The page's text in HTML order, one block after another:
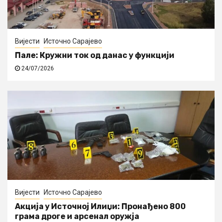
Вијести Источно Сарајево
Пале: Кружни ток од данас у функцији
24/07/2026
Вијести Источно Сарајево
Акција у Источној Илиџи: Пронађено 800
грама дроге и арсенал оружја